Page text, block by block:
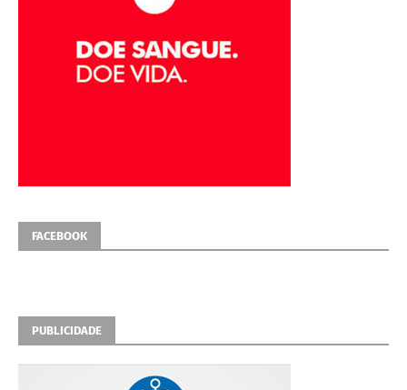
FACEBOOK
PUBLICIDADE